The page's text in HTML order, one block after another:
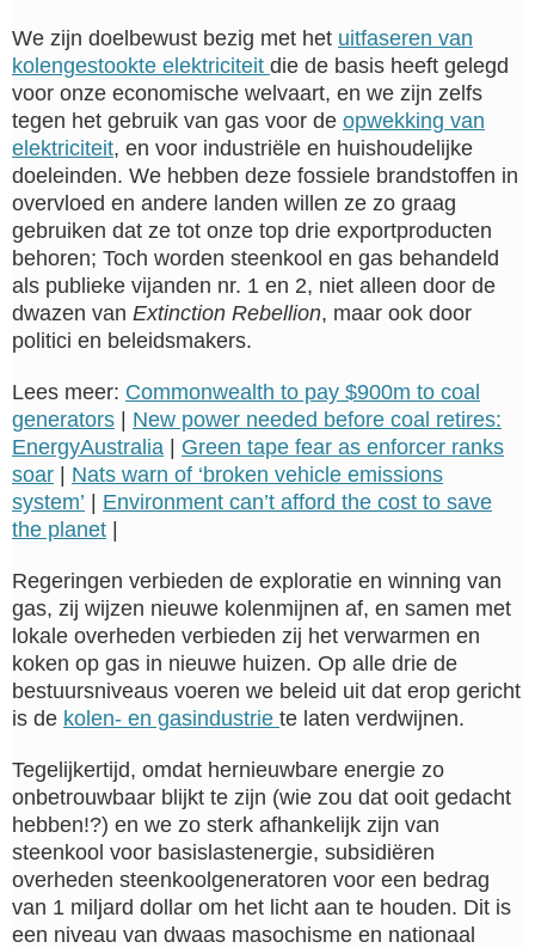
We zijn doelbewust bezig met het uitfaseren van
kolengestookte elektriciteit die de basis heeft gelegd
voor onze economische welvaart, en we zijn zelfs
tegen het gebruik van gas voor de opwekking van
elektriciteit, en voor industriële en huishoudelijke
doeleinden. We hebben deze fossiele brandstoffen in
overvloed en andere landen willen ze zo graag
gebruiken dat ze tot onze top drie exportproducten
behoren; Toch worden steenkool en gas behandeld
als publieke vijanden nr. 1 en 2, niet alleen door de
dwazen van Extinction Rebellion, maar ook door
politici en beleidsmakers.
Lees meer: Commonwealth to pay $900m to coal
generators | New power needed before coal retires:
EnergyAustralia | Green tape fear as enforcer ranks
soar | Nats warn of ‘broken vehicle emissions
system’ | Environment can’t afford the cost to save
the planet |
Regeringen verbieden de exploratie en winning van
gas, zij wijzen nieuwe kolenmijnen af, en samen met
lokale overheden verbieden zij het verwarmen en
koken op gas in nieuwe huizen. Op alle drie de
bestuursniveaus voeren we beleid uit dat erop gericht
is de kolen- en gasindustrie te laten verdwijnen.
Tegelijkertijd, omdat hernieuwbare energie zo
onbetrouwbaar blijkt te zijn (wie zou dat ooit gedacht
hebben!?) en we zo sterk afhankelijk zijn van
steenkool voor basislastenergie, subsidiëren
overheden steenkoolgeneratoren voor een bedrag
van 1 miljard dollar om het licht aan te houden. Dit is
een niveau van dwaas masochisme en nationaal